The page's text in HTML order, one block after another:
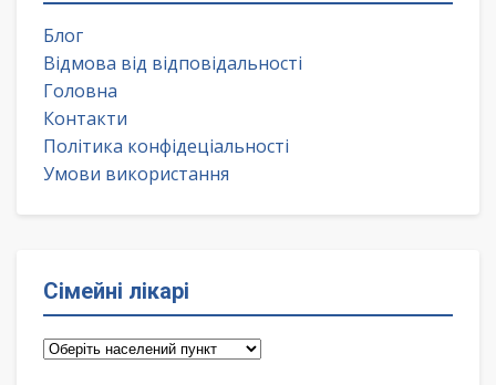
Блог
Відмова від відповідальності
Головна
Контакти
Політика конфідеціальності
Умови використання
Сімейні лікарі
Сімейні